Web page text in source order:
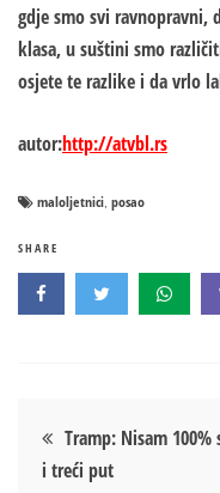
gdje smo svi ravnopravni,
klasa, u suštini smo
osjete te razlike i da vrlo
autor:http://atvbl.rs
maloljetnici, posao
SHARE
Кретање
Tramp: Nisam
i treći put